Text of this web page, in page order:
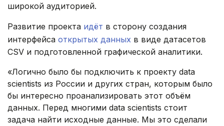
широкой аудиторией.
Развитие проекта идёт в сторону создания
интерфейса открытых данных в виде датасетов
CSV и подготовленной графической аналитики.
«Логично было бы подключить к проекту data
scientists из России и других стран, которым было
бы интересно проанализировать этот объём
данных. Перед многими data scientists стоит
задача найти исходные данные. Мы это сделали